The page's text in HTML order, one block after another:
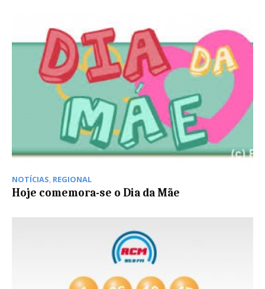
NOTÍCIAS, REGIONAL
Hoje comemora-se o Dia da Mãe